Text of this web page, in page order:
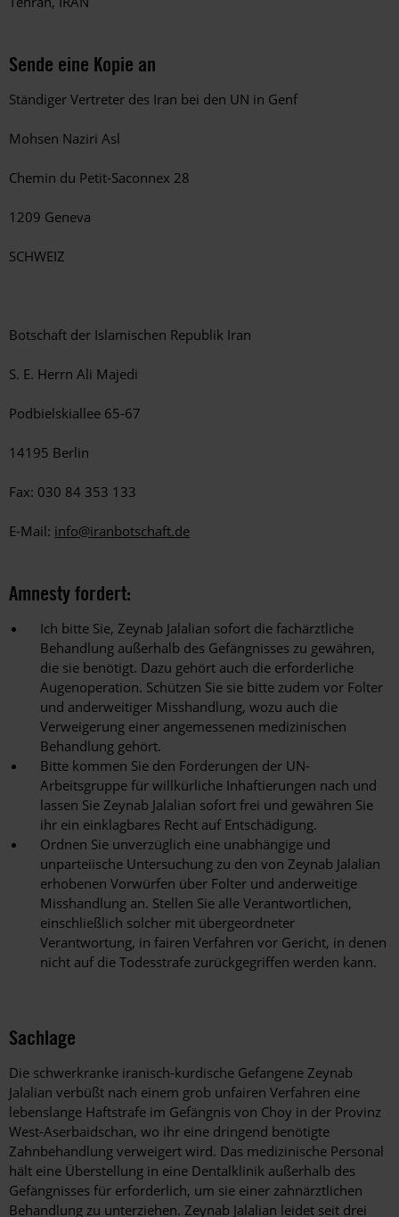
Sende eine Kopie an
Ständiger Vertreter des Iran bei den UN in Genf
Mohsen Naziri Asl
Chemin du Petit-Saconnex 28
1209 Geneva
SCHWEIZ
Botschaft der Islamischen Republik Iran
S. E. Herrn Ali Majedi
Podbielskiallee 65-67
14195 Berlin
Fax: 030 84 353 133
E-Mail: info@iranbotschaft.de
Amnesty fordert:
Ich bitte Sie, Zeynab Jalalian sofort die fachärztliche
Behandlung außerhalb des Gefängnisses zu gewähren,
die sie benötigt. Dazu gehört auch die erforderliche
Augenoperation. Schützen Sie sie bitte zudem vor Folter
und anderweitiger Misshandlung, wozu auch die
Verweigerung einer angemessenen medizinischen
Behandlung gehört.
Bitte kommen Sie den Forderungen der UN-
Arbeitsgruppe für willkürliche Inhaftierungen nach und
lassen Sie Zeynab Jalalian sofort frei und gewähren Sie
ihr ein einklagbares Recht auf Entschädigung.
Ordnen Sie unverzüglich eine unabhängige und
unparteiische Untersuchung zu den von Zeynab Jalalian
erhobenen Vorwürfen über Folter und anderweitige
Misshandlung an. Stellen Sie alle Verantwortlichen,
einschließlich solcher mit übergeordneter
Verantwortung, in fairen Verfahren vor Gericht, in denen
nicht auf die Todesstrafe zurückgegriffen werden kann.
Sachlage
Die schwerkranke iranisch-kurdische Gefangene Zeynab
Jalalian verbüßt nach einem grob unfairen Verfahren eine
lebenslange Haftstrafe im Gefängnis von Choy in der Provinz
West-Aserbaidschan, wo ihr eine dringend benötigte
Zahnbehandlung verweigert wird. Das medizinische Personal
hält eine Überstellung in eine Dentalklinik außerhalb des
Gefängnisses für erforderlich, um sie einer zahnärztlichen
Behandlung zu unterziehen. Zeynab Jalalian leidet seit drei